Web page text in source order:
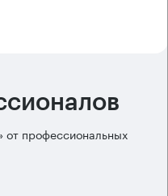
от профессиональных